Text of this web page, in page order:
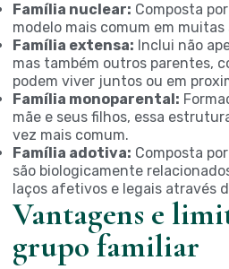
Família nuclear: Composta
modelo mais comum em muitas
Família extensa: Inclui não
mas também outros parentes,
podem viver juntos ou em
Família monoparental:
mãe e seus filhos, essa
vez mais comum.
Família adotiva: Composta
são biologicamente
laços afetivos e legais através
Vantagens e
grupo familiar